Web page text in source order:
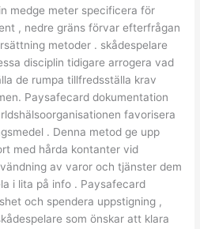
medge meter specificera för
, nedre gräns förvar efterfrågan
metoder . skådespelare
disciplin tidigare arrogera vad
de rumpa tillfredsställa krav
Paysafecard dokumentation
favorisera
. Denna metod ge upp
med hårda kontanter vid
av varor och tjänster dem
i lita på info . Paysafecard
och spendera uppstigning ,
som önskar att klara